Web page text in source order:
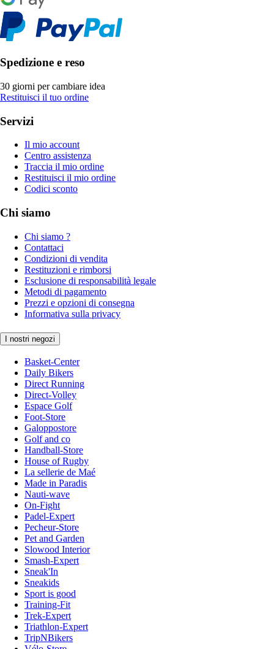
Spedizione e reso
30 giorni per cambiare idea
Restituisci il tuo ordine
Servizi
Il mio account
Centro assistenza
Traccia il mio ordine
Restituisci il mio ordine
Codici sconto
Chi siamo
Chi siamo ?
Contattaci
Condizioni di vendita
Restituzioni e rimborsi
Esclusione di responsabilità legale
Metodi di pagamento
Prezzi e opzioni di consegna
Informativa sulla privacy
I nostri negozi
Basket-Center
Daily Bikers
Direct Running
Direct-Volley
Espace Golf
Foot-Store
Galoppostore
Golf and co
Handball-Store
House of Rugby
La sellerie de Maé
Made in Paradis
Nauti-wave
On-Fight
Padel-Expert
Pecheur-Store
Pet and Garden
Slowood Interior
Smash-Expert
Sneak'In
Sneakids
Sport is good
Training-Fit
Trek-Expert
Triathlon-Expert
TripNBikers